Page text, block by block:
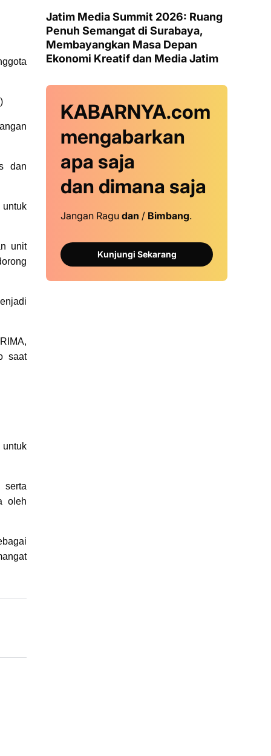
dan
unit
saat
untuk
oleh
Jatim Media Summit 2026: Ruang
Penuh Semangat di Surabaya,
Membayangkan Masa Depan
Ekonomi Kreatif dan Media Jatim
KABARNYA.com
mengabarkan
apa saja
dan dimana saja
Jangan Ragu dan / Bimbang.
Kunjungi Sekarang